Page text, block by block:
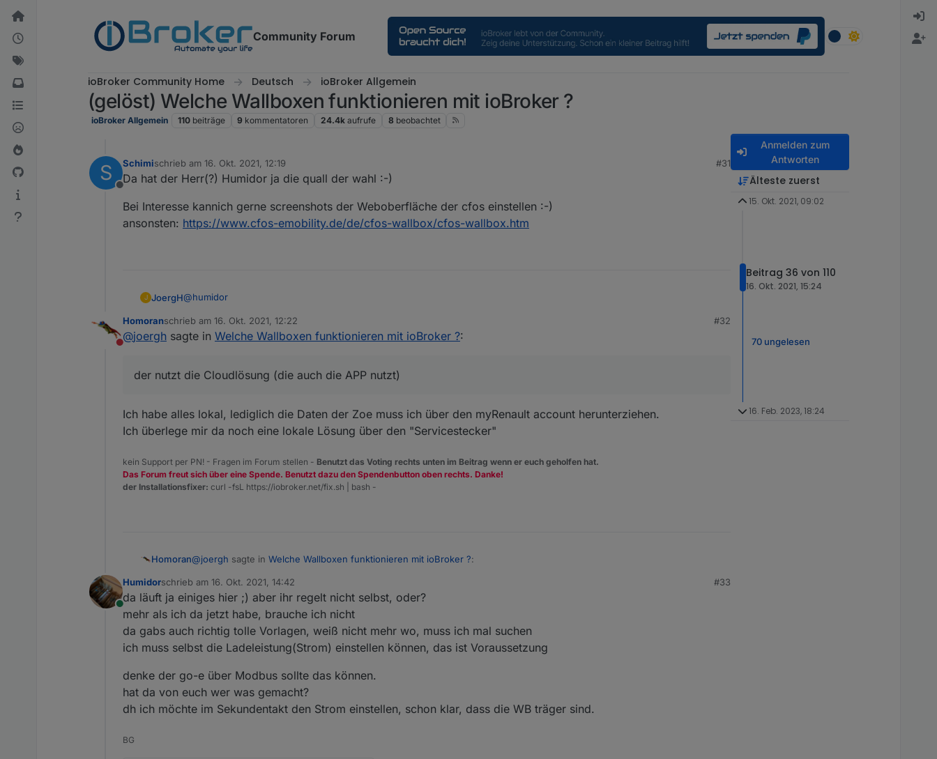
Weiter zum Inhalt
Community Forum
ioBroker Community Home Deutsch ioBroker Allgemein
(gelöst) Welche Wallboxen funktionieren mit ioBroker ?
ioBroker Allgemein 110 beiträge 9 kommentatoren 24.4k aufrufe 8 beobachtet
S
Offline
Schimischrieb am 16. Okt. 2021, 12:19
zuletzt editiert von
#31
Da hat der Herr(?) Humidor ja die quall der wahl :-)
Bei Interesse kannich gerne screenshots der Weboberfläche der cfos einstellen :-)
ansonsten: https://www.cfos-emobility.de/de/cfos-wallbox/cfos-wallbox.htm
J JoergH@humidor
Du brauchst weiter keine Shellys etc. Die Box ist komplett steuerbar, also ein- ausschalten, Ladestrom, Kabelverriegelung
etc.
Nicht stören
Homoranschrieb am 16. Okt. 2021, 12:22
zuletzt editiert von
#32
@joergh sagte in Welche Wallboxen funktionieren mit ioBroker ?:
der nutzt die Cloudlösung (die auch die APP nutzt)
Ich habe alles lokal, lediglich die Daten der Zoe muss ich über den myRenault account herunterziehen.
Ich überlege mir da noch eine lokale Lösung über den "Servicestecker"
kein Support per PN! - Fragen im Forum stellen - Benutzt das Voting rechts unten im Beitrag wenn er euch geholfen hat.
Das Forum freut sich über eine Spende. Benutzt dazu den Spendenbutton oben rechts. Danke!
der Installationsfixer: curl -fsL https://iobroker.net/fix.sh | bash -
Homoran@joergh sagte in Welche Wallboxen funktionieren mit ioBroker ?:
der nutzt die Cloudlösung (die auch die APP nutzt)
Ich habe alles lokal, lediglich die Daten der Zoe muss ich über den myRenault account herunterziehen.
Ich überlege mir da noch eine lokale Lösung über den "Servicestecker"
Online
Humidorschrieb am 16. Okt. 2021, 14:42
zuletzt editiert von
#33
da läuft ja einiges hier ;) aber ihr regelt nicht selbst, oder?
mehr als ich da jetzt habe, brauche ich nicht
da gabs auch richtig tolle Vorlagen, weiß nicht mehr wo, muss ich mal suchen
ich muss selbst die Ladeleistung(Strom) einstellen können, das ist Voraussetzung
denke der go-e über Modbus sollte das können.
hat da von euch wer was gemacht?
dh ich möchte im Sekundentakt den Strom einstellen, schon klar, dass die WB träger sind.
BG
Anmelden zum
Antworten
Älteste zuerst
15. Okt. 2021, 09:02
Beitrag 36 von 110
16. Okt. 2021, 15:24
70 ungelesen
16. Feb. 2023, 18:24